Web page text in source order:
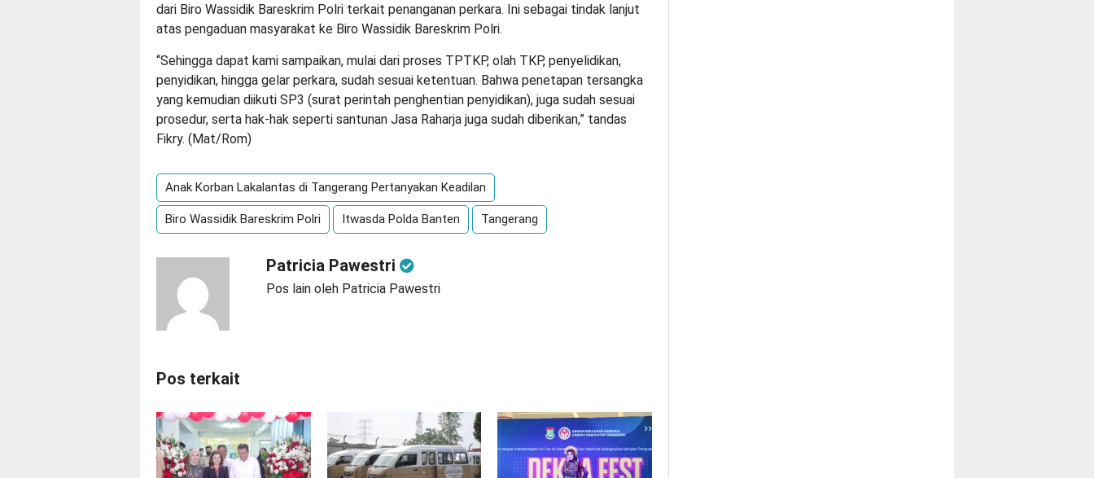
dari Biro Wassidik Bareskrim Polri terkait penanganan perkara. Ini sebagai tindak lanjut
atas pengaduan masyarakat ke Biro Wassidik Bareskrim Polri.
“Sehingga dapat kami sampaikan, mulai dari proses TPTKP, olah TKP, penyelidikan,
penyidikan, hingga gelar perkara, sudah sesuai ketentuan. Bahwa penetapan tersangka
yang kemudian diikuti SP3 (surat perintah penghentian penyidikan), juga sudah sesuai
prosedur, serta hak-hak seperti santunan Jasa Raharja juga sudah diberikan,” tandas
Fikry. (Mat/Rom)
Anak Korban Lakalantas di Tangerang Pertanyakan Keadilan
Biro Wassidik Bareskrim Polri Itwasda Polda Banten Tangerang
Patricia Pawestri
Pos lain oleh Patricia Pawestri
Pos terkait